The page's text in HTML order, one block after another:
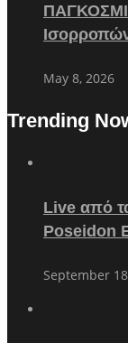
May 8, 2026
Trending
Live από
Poseidon
September